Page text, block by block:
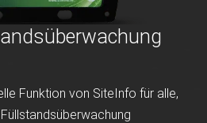
Funktion von SiteInfo für alle,